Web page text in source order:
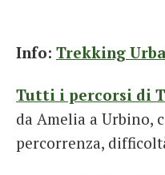
Info: Trekking
Tutti i percorsi di
da Amelia a Urbino,
percorrenza,